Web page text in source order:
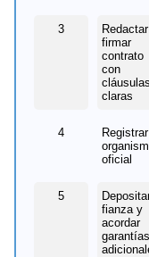
3
firmar
contrato
con
cláusulas
claras
4
oficial
5
fianza y
acordar
garantías